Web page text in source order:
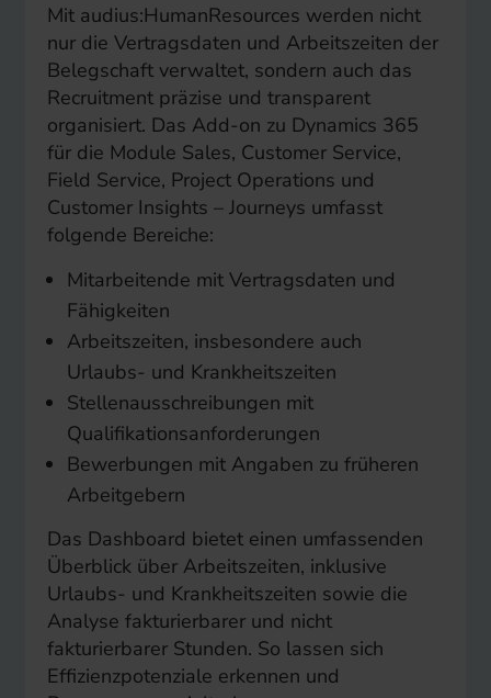
Mit audius:HumanResources werden nicht
nur die Vertragsdaten und Arbeitszeiten der
Belegschaft verwaltet, sondern auch das
Recruitment präzise und transparent
organisiert. Das Add-on zu Dynamics 365
für die Module Sales, Customer Service,
Field Service, Project Operations und
Customer Insights – Journeys umfasst
folgende Bereiche:
Mitarbeitende mit Vertragsdaten und
Fähigkeiten
Arbeitszeiten, insbesondere auch
Urlaubs- und Krankheitszeiten
Stellenausschreibungen mit
Qualifikationsanforderungen
Bewerbungen mit Angaben zu früheren
Arbeitgebern
Das Dashboard bietet einen umfassenden
Überblick über Arbeitszeiten, inklusive
Urlaubs- und Krankheitszeiten sowie die
Analyse fakturierbarer und nicht
fakturierbarer Stunden. So lassen sich
Effizienzpotenziale erkennen und